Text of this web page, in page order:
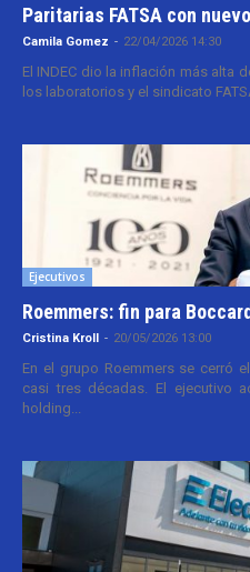
Paritarias FATSA con
Camila Gomez - 22/04/2026 14:30
El INDEC dio la inflación más alta
los laboratorios y el sindicato
Ejecutivos
Roemmers: fin para
Cristina Kroll - 20/05/2026 13:00
En el grupo Roemmers se cerró
casi tres décadas. El ejecutivo
holding...